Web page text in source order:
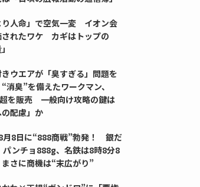
り人命」で空気一変 イオン会
されたワケ カギはトップの
ウエアが「臭すぎる」問題を
臭”を備えたワークマン、
を販売 一般向け攻略の鍵は
の配慮」か
月8日に“888商戦”勃発！ 銀だ
パンチョ888g、名鉄は8時8分8
さに商機は“末広がり”